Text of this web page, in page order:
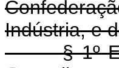
Indústria, e
§ 1º